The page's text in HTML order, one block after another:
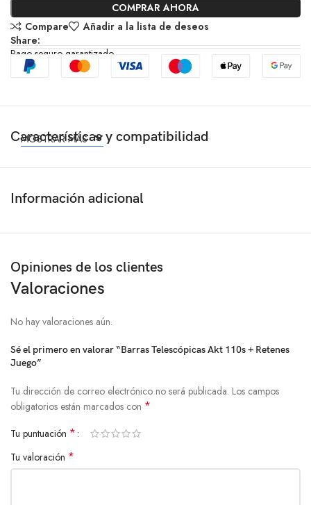
COMPRAR AHORA
Compare
Añadir a la lista de deseos
Share:
Pago seguro garantizado
Características y compatibilidad
MOSTRAR MÁS
Información adicional
Opiniones de los clientes
Valoraciones
No hay valoraciones aún.
Sé el primero en valorar “Barras Telescópicas Akt 110s + Retenes
Juego”
Tu dirección de correo electrónico no será publicada. Los campos
obligatorios están marcados con *
Tu puntuación *
Tu valoración *